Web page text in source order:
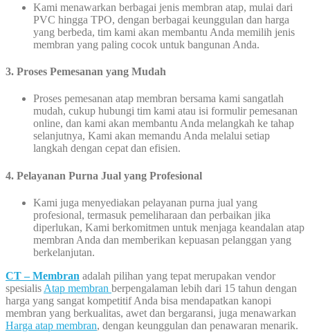
Kami menawarkan berbagai jenis membran atap, mulai dari
PVC hingga TPO, dengan berbagai keunggulan dan harga
yang berbeda, tim kami akan membantu Anda memilih jenis
membran yang paling cocok untuk bangunan Anda.
3. Proses Pemesanan yang Mudah
Proses pemesanan atap membran bersama kami sangatlah
mudah, cukup hubungi tim kami atau isi formulir pemesanan
online, dan kami akan membantu Anda melangkah ke tahap
selanjutnya, Kami akan memandu Anda melalui setiap
langkah dengan cepat dan efisien.
4. Pelayanan Purna Jual yang Profesional
Kami juga menyediakan pelayanan purna jual yang
profesional, termasuk pemeliharaan dan perbaikan jika
diperlukan, Kami berkomitmen untuk menjaga keandalan atap
membran Anda dan memberikan kepuasan pelanggan yang
berkelanjutan.
CT – Membran adalah pilihan yang tepat merupakan vendor
spesialis Atap membran berpengalaman lebih dari 15 tahun dengan
harga yang sangat kompetitif Anda bisa mendapatkan kanopi
membran yang berkualitas, awet dan bergaransi, juga menawarkan
Harga atap membran, dengan keunggulan dan penawaran menarik.